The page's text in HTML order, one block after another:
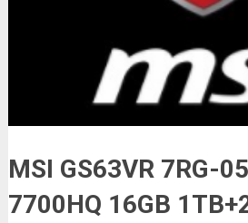
MSI GS63VR 7RG-
7700HQ 16GB